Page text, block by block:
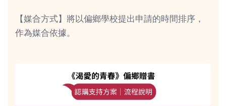
【媒合方式】將以偏鄉學校提出申請的時間排序，
作為媒合依據。